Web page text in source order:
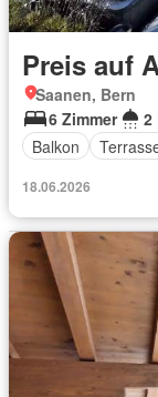
Preis auf
Saanen, Bern
6 Zimmer
2
Balkon
18.06.2026